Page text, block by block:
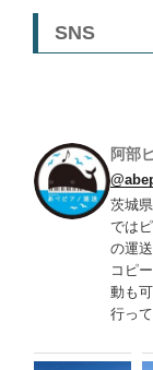
SNS
阿部
茨城
では
の運
コピ
動も
行っ